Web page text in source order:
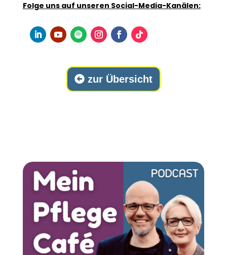
Folge uns auf unseren Social-Media-Kanälen:
zur Übersicht